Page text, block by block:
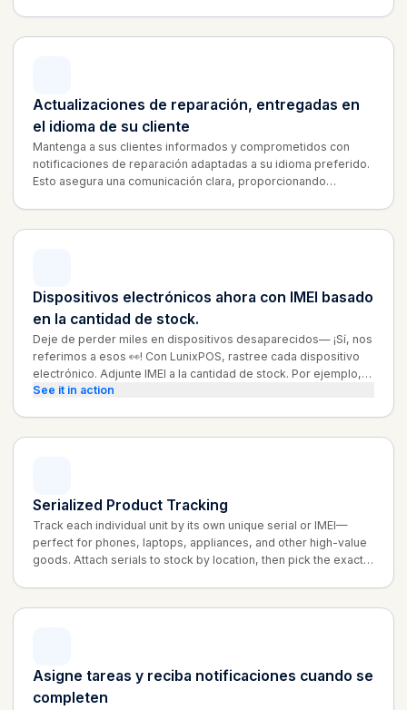
Actualizaciones de reparación, entregadas en
el idioma de su cliente
Mantenga a sus clientes informados y comprometidos con
notificaciones de reparación adaptadas a su idioma preferido.
Esto asegura una comunicación clara, proporcionando
encargaremos del resto!
Dispositivos electrónicos ahora con IMEI basado
en la cantidad de stock.
Deje de perder miles en dispositivos desaparecidos— ¡Sí, nos
referimos a esos 👀! Con LunixPOS, rastree cada dispositivo
electrónico. Adjunte IMEI a la cantidad de stock. Por ejemplo,
administre #5 iPhone 11s con 5 IMEI distintos.
See it in action
Serialized Product Tracking
Track each individual unit by its own unique serial or IMEI—
perfect for phones, laptops, appliances, and other high-value
goods. Attach serials to stock by location, then pick the exact
Asigne tareas y reciba notificaciones cuando se
completen